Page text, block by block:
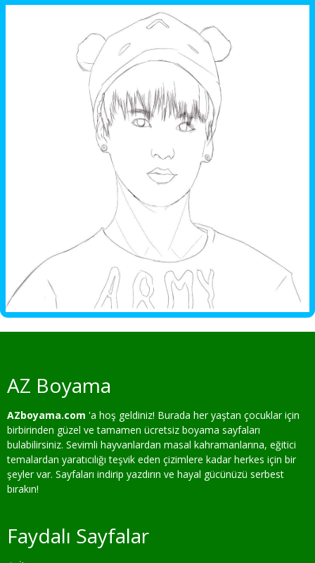
AZ Boyama
AZboyama.com 'a hoş geldiniz! Burada her yaştan çocuklar için
birbirinden güzel ve tamamen ücretsiz boyama sayfaları
bulabilirsiniz. Sevimli hayvanlardan masal kahramanlarına, eğitici
temalardan yaratıcılığı teşvik eden çizimlere kadar herkes için bir
şeyler var. Sayfaları indirip yazdırın ve hayal gücünüzü serbest
bırakın!
Faydalı Sayfalar